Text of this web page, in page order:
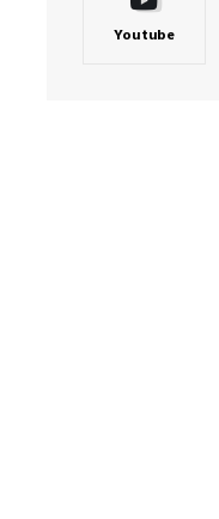
Youtube